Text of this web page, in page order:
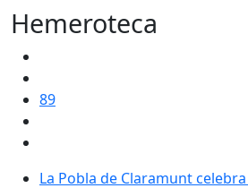
Hemeroteca
89
La Pobla de Claramunt
La Pobla de Claramunt